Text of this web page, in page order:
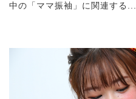
中の「ママ振袖」に関連する...